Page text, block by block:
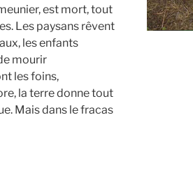
est mort, tout
Les paysans rêvent
les enfants
mourir
les foins,
la terre donne tout
Mais dans le fracas